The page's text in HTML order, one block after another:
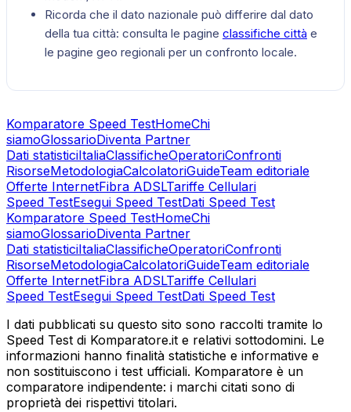
Ricorda che il dato nazionale può differire dal dato
della tua città: consulta le pagine classifiche città e
le pagine geo regionali per un confronto locale.
Komparatore Speed TestHomeChi
siamoGlossarioDiventa Partner
Dati statisticiItaliaClassificheOperatoriConfronti
RisorseMetodologiaCalcolatoriGuideTeam editoriale
Offerte InternetFibra ADSLTariffe Cellulari
Speed TestEsegui Speed TestDati Speed Test
Komparatore Speed TestHomeChi
siamoGlossarioDiventa Partner
Dati statisticiItaliaClassificheOperatoriConfronti
RisorseMetodologiaCalcolatoriGuideTeam editoriale
Offerte InternetFibra ADSLTariffe Cellulari
Speed TestEsegui Speed TestDati Speed Test
I dati pubblicati su questo sito sono raccolti tramite lo
Speed Test di Komparatore.it e relativi sottodomini. Le
informazioni hanno finalità statistiche e informative e
non sostituiscono i test ufficiali. Komparatore è un
comparatore indipendente: i marchi citati sono di
proprietà dei rispettivi titolari.